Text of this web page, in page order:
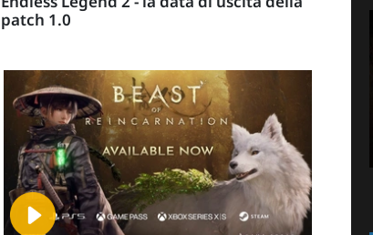
patch 1.0